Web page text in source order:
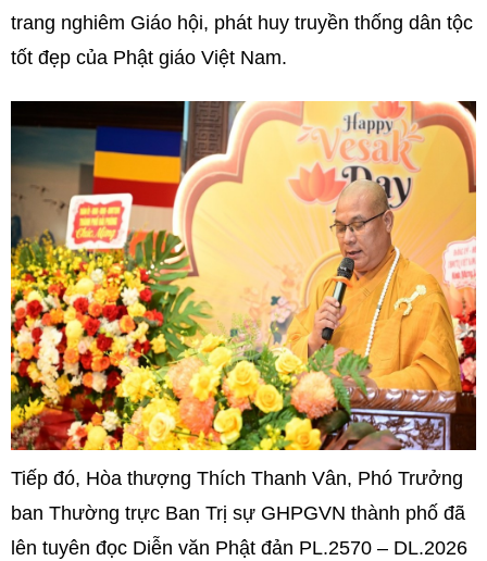
trang nghiêm Giáo hội, phát huy truyền thống dân tộc
tốt đẹp của Phật giáo Việt Nam.
Tiếp đó, Hòa thượng Thích Thanh Vân, Phó Trưởng
ban Thường trực Ban Trị sự GHPGVN thành phố đã
lên tuyên đọc Diễn văn Phật đản PL.2570 – DL.2026